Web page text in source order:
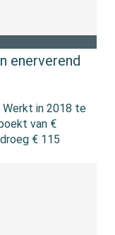
enerverend
Werkt in 2018 te
van €
€ 115